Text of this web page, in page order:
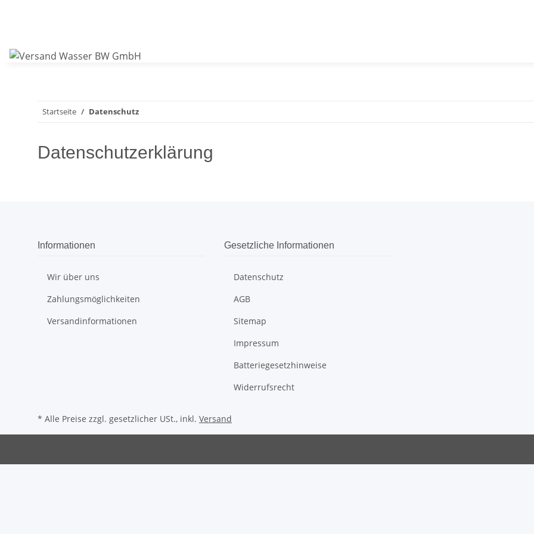
Startseite Datenschutz
Datenschutzerklärung
Informationen
Wir über uns
Zahlungsmöglichkeiten
Versandinformationen
Gesetzliche Informationen
Datenschutz
AGB
Sitemap
Impressum
Batteriegesetzhinweise
Widerrufsrecht
* Alle Preise zzgl. gesetzlicher USt., inkl. Versand